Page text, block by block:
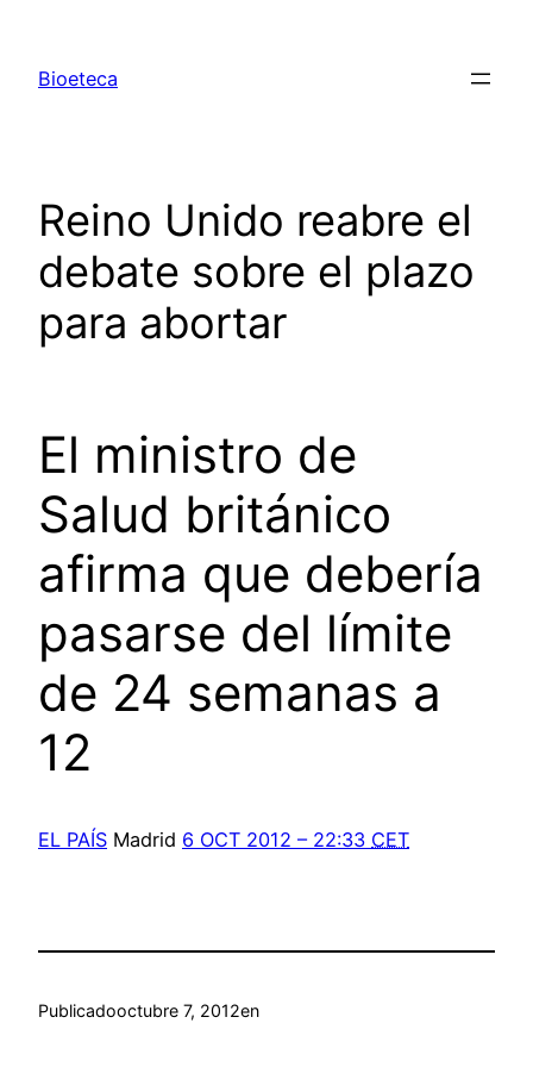
contenido
Bioeteca
Reino Unido reabre el
debate sobre el plazo
para abortar
El ministro de
Salud británico
afirma que debería
pasarse del límite
de 24 semanas a
12
EL PAÍS Madrid 6 OCT 2012 – 22:33 CET
Publicadooctubre 7, 2012en